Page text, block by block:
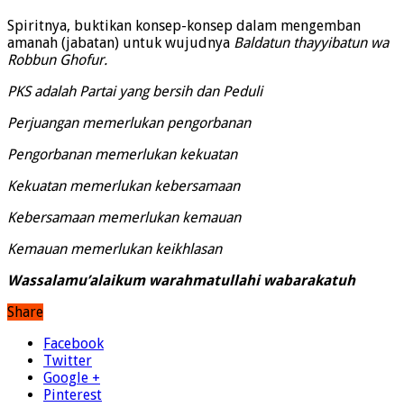
Spiritnya, buktikan konsep-konsep dalam mengemban
amanah (jabatan) untuk wujudnya Baldatun thayyibatun wa
Robbun Ghofur.
PKS adalah Partai yang bersih dan Peduli
Perjuangan memerlukan pengorbanan
Pengorbanan memerlukan kekuatan
Kekuatan memerlukan kebersamaan
Kebersamaan memerlukan kemauan
Kemauan memerlukan keikhlasan
Wassalamu’alaikum warahmatullahi wabarakatuh
Share
Facebook
Twitter
Google +
Pinterest